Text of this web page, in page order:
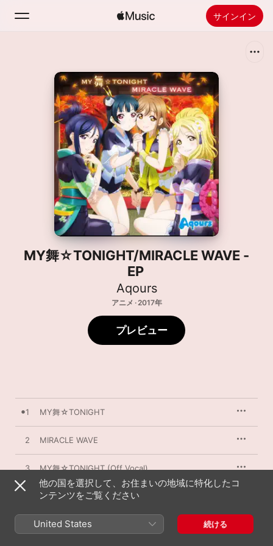
サインイン
新着おすすめ
Apple Musicをインストール
MY舞☆TONIGHT/MIRACLE WAVE -
EP
Aqours
アニメ · 2017年
プレビュー
1 MY舞☆TONIGHT
2 MIRACLE WAVE
3 MY舞☆TONIGHT (Off Vocal)
MIRACLE WAVE (Off Vocal)
他の国を選択して、お住まいの地域に特化したコ
ンテンツをご覧ください
United States 続ける